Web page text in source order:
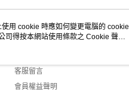
客服資訊
客服留言
會員權益聲明
用 cookie 時應如何變更電腦的 cookie
司得按本網站使用條款之 Cookie 聲明